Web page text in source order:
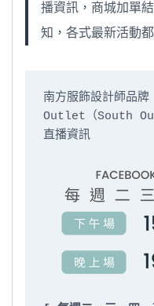
播資訊，商城加單
知，各式最新活動
南方服飾設計師品牌
Outlet（South
直播資訊